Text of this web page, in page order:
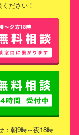
ださい！
：朝9時～夜18時